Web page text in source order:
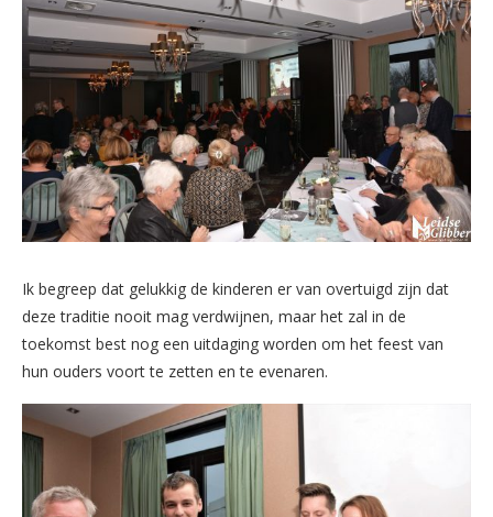
Ik begreep dat gelukkig de kinderen er van overtuigd zijn dat
deze traditie nooit mag verdwijnen, maar het zal in de
toekomst best nog een uitdaging worden om het feest van
hun ouders voort te zetten en te evenaren.